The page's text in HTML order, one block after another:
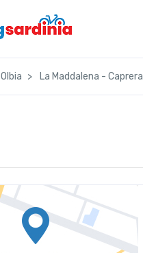
Olbia La Maddalena - Caprera